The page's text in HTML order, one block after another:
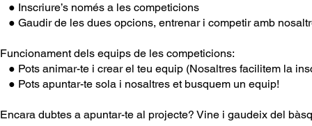
● Inscriure’s només a les competicions
● Gaudir de les dues opcions, entrenar i competir amb
Funcionament dels equips de les competicions:
● Pots animar-te i crear el teu equip (Nosaltres facilitem la
● Pots apuntar-te sola i nosaltres et busquem un equip!
Encara dubtes a apuntar-te al projecte? Vine i gaudeix del